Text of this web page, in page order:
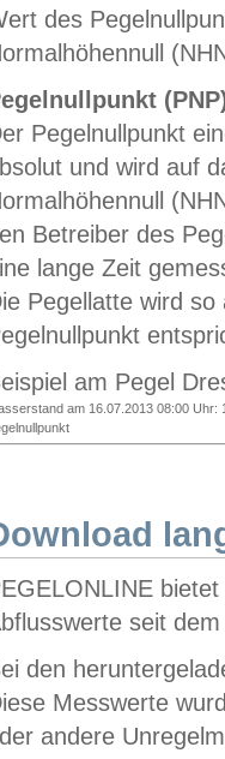
des
Pegelnullpunkt
und wird auf
Betreiber des
lange Zeit
Pegellatte wird
am Pegel
am 16.07.2013 08:00 Uhr:
seit
den
Messwerte
andere